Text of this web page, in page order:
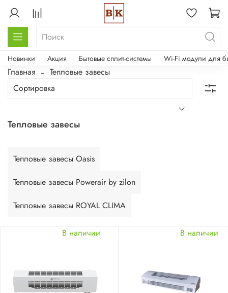
Новинки Акция Бытовые сплит-системы Wi-Fi модули для
Главная Тепловые завесы
Тепловые завесы
Тепловые завесы Oasis
Тепловые завесы Powerair by zilon
Тепловые завесы ROYAL CLIMA
В наличии В наличии